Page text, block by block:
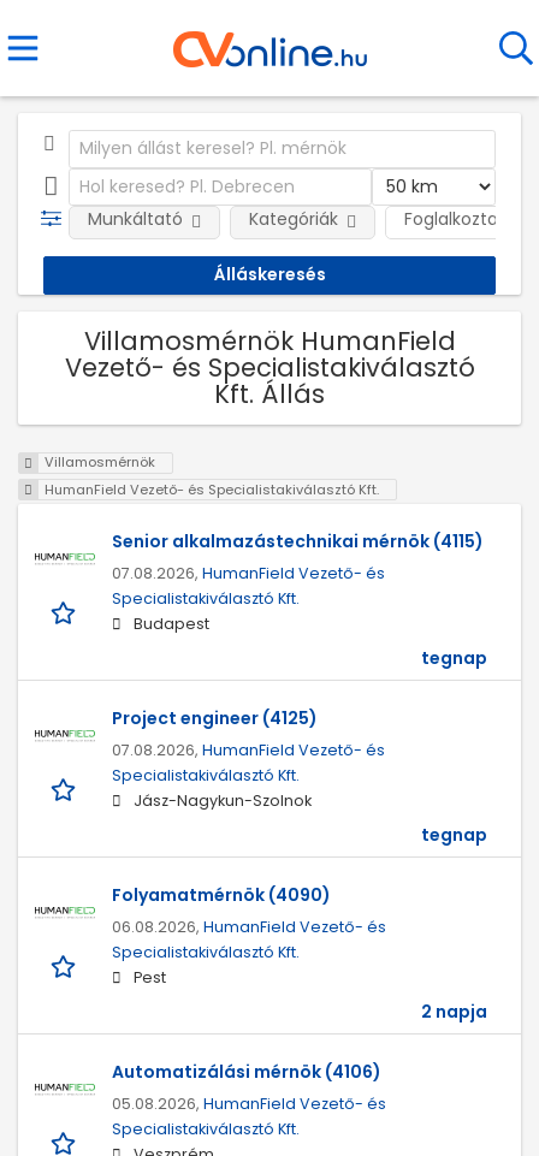
Foglalkoztatás
Munkáltató Kategóriák
Villamosmérnök HumanField
Vezető- és Specialistakiválasztó
Kft. Állás
Villamosmérnök
HumanField Vezető- és Specialistakiválasztó Kft.
Senior alkalmazástechnikai mérnök (4115)
07.08.2026, HumanField Vezető- és
Specialistakiválasztó Kft.
Budapest
tegnap
Project engineer (4125)
07.08.2026, HumanField Vezető- és
Specialistakiválasztó Kft.
Jász-Nagykun-Szolnok
tegnap
Folyamatmérnök (4090)
06.08.2026, HumanField Vezető- és
Specialistakiválasztó Kft.
Pest
2 napja
Automatizálási mérnök (4106)
05.08.2026, HumanField Vezető- és
Specialistakiválasztó Kft.